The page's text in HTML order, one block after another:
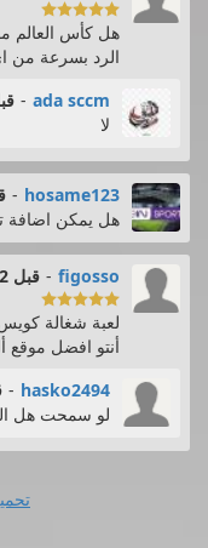

هل كأس العالم
الرد بسرعة من
ada sccm
- قبل 1
لا
hosame123
-
هل يمكن اضافة
figosso
- قبل 2 سنة و 4 شهر

لعبة شغالة
أنتو افضل موقع
hasko2494
-
لو سمحت هل